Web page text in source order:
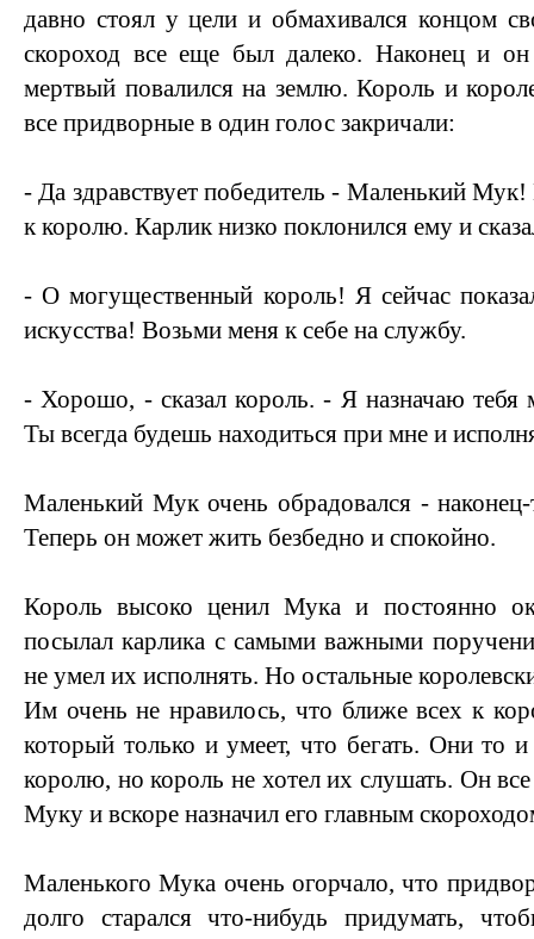
давно стоял у цели и обмахивался концом
скороход все еще был далеко. Наконец и
мертвый повалился на землю. Король и
все придворные в один голос закричали:
- Да здравствует победитель - Маленький
к королю. Карлик низко поклонился ему и
- О могущественный король! Я сейчас
искусства! Возьми меня к себе на службу.
- Хорошо, - сказал король. - Я назначаю
Ты всегда будешь находиться при мне и
Маленький Мук очень обрадовался -
Теперь он может жить безбедно и спокойно.
Король высоко ценил Мука и постоянно
посылал карлика с самыми важными
не умел их исполнять. Но остальные
Им очень не нравилось, что ближе всех к
который только и умеет, что бегать. Они то
королю, но король не хотел их слушать. Он
Муку и вскоре назначил его главным
Маленького Мука очень огорчало, что
долго старался что-нибудь придумать,